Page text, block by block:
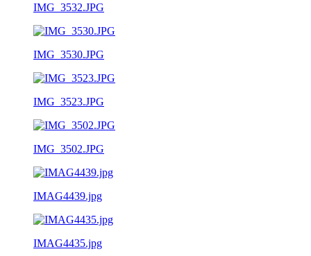
IMG_3532.JPG
IMG_3530.JPG
IMG_3523.JPG
IMG_3502.JPG
IMAG4439.jpg
IMAG4435.jpg